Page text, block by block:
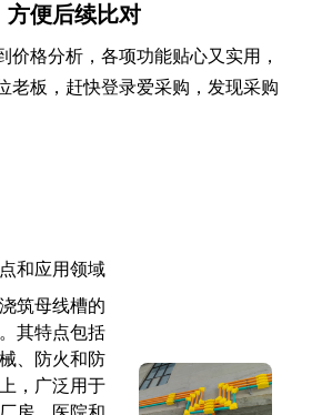
方便后续比对
价格分析，各项功能贴心又实用，
老板，赶快登录爱采购，发现采购
和应用领域
筑母线槽的
其特点包括
、防火和防
，广泛用于